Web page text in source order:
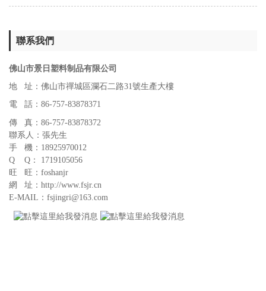
聯系我們
佛山市景日塑料制品有限公司
地 址：佛山市禪城區瀾石二路31號生產大樓
電 話：86-757-83878371
傳 真：86-757-83878372
聯系人：張先生
手 機：18925970012
Q Q： 1719105056
旺 旺：foshanjr
網 址：http://www.fsjr.cn
E-MAIL：fsjingri@163.com